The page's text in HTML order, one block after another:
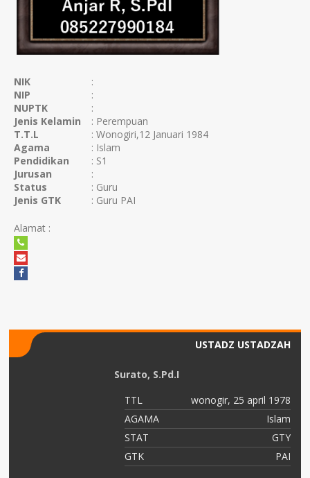
NIK
:
NIP
:
NUPTK
:
Jenis Kelamin
: Perempuan
T.T.L
: Wonogiri,12 Januari 1984
Agama
: Islam
Pendidikan
: S1
Jurusan
:
Status
: Guru
Jenis GTK
: Guru PAI
Alamat :
USTADZ USTADZAH
Surato, S.Pd.I
TTL
wonogir, 25 april 1978
AGAMA
Islam
STAT
GTY
GTK
PAI